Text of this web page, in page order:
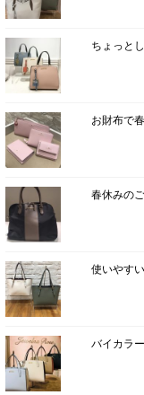
ちょっと
お財布で
春休みの
使いやす
バイカラ